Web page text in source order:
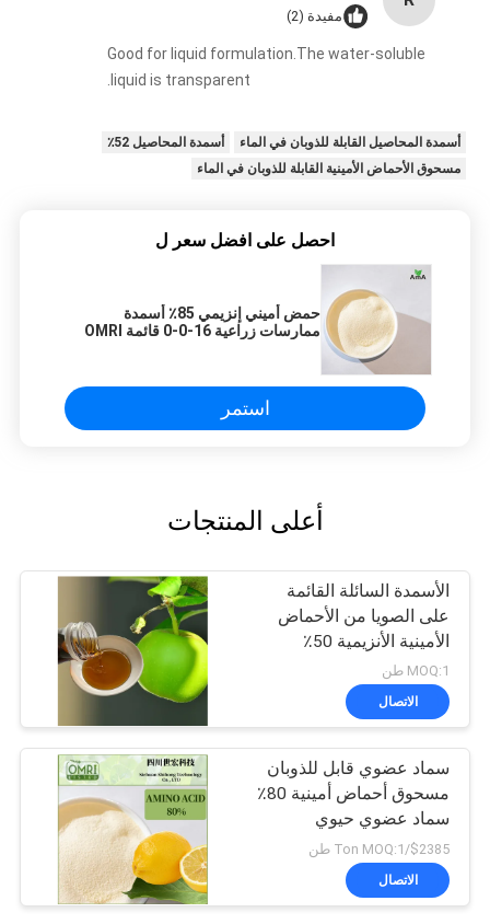
مفيدة (2)
Good for liquid formulation.The water-soluble
liquid is transparent.
أسمدة المحاصيل القابلة للذوبان في الماء
أسمدة المحاصيل 52٪
مسحوق الأحماض الأمينية القابلة للذوبان في الماء
احصل على افضل سعر ل
حمض أميني إنزيمي 85٪ أسمدة
ممارسات زراعية 16-0-0 قائمة OMRI
استمر
أعلى المنتجات
الأسمدة السائلة القائمة
على الصويا من الأحماض
الأمينية الأنزيمية 50٪
MOQ:1 طن
الاتصال
سماد عضوي قابل للذوبان
مسحوق أحماض أمينية 80٪
سماد عضوي حيوي
$2385/Ton MOQ:1 طن
الاتصال